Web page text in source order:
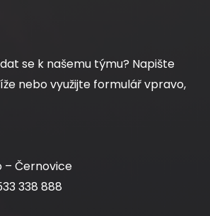
se k našemu týmu? Napište
nebo využijte formulář vpravo,
– Černovice
338 888